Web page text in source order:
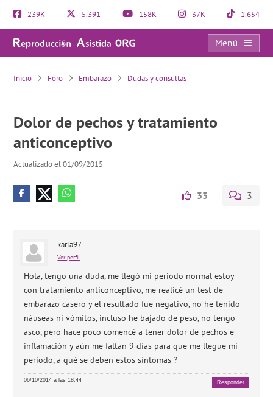
239K 5.391 158K 37K 1.654
Menú
Dolor de pechos y tratamiento anticonceptivo
Inicio Foro Embarazo Dudas y consultas
Dolor de pechos y tratamiento
anticonceptivo
Actualizado el 01/09/2015
33 3
karla97
Ver perfil
Hola, tengo una duda, me llegó mi periodo normal estoy
con tratamiento anticonceptivo, me realicé un test de
embarazo casero y el resultado fue negativo, no he tenido
náuseas ni vómitos, incluso he bajado de peso, no tengo
asco, pero hace poco comencé a tener dolor de pechos e
inflamación y aún me faltan 9 días para que me llegue mi
periodo, a qué se deben estos síntomas ?
06/10/2014 a las 18:44 Responder